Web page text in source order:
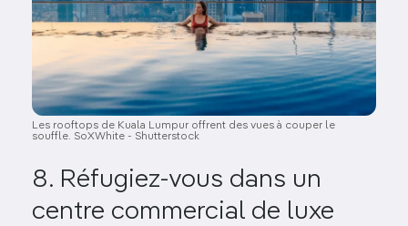
Les rooftops de Kuala Lumpur offrent des vues à couper le
souffle. SoXWhite - Shutterstock
8. Réfugiez-vous dans un
centre commercial de luxe